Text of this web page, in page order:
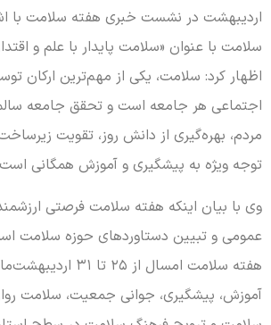
اردیبهشت در نشست خبری هفته سلامت با
سلامت با عنوان «سلامت پایدار با علم و
اظهار کرد: سلامت، یکی از مهم‌ترین ارکان
اجتماعی هر جامعه است و تحقق جامعه
مردم، بهره‌گیری از دانش روز، تقویت
توجه ویژه به پیشگیری و آموزش همگانی
وی با بیان اینکه هفته سلامت فرصتی
عمومی و تبیین دستاوردهای حوزه سلامت
هفته سلامت امسال از ۲۵
آموزش، پیشگیری، جوانی جمعیت، سلامت